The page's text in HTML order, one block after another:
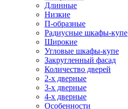
Длинные
Низкие
П-образные
Радиусные шкафы-купе
Широкие
Угловые шкафы-купе
Закругленный фасад
Количество дверей
2-х дверные
3-х дверные
4-х дверные
Особенности